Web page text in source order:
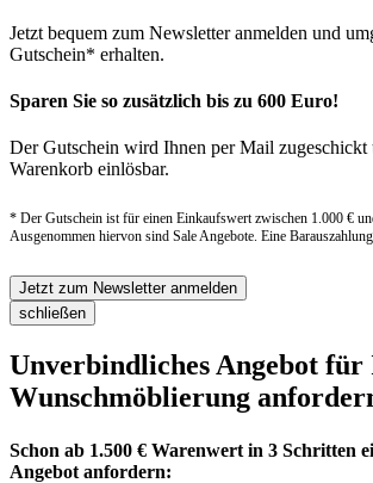
Jetzt bequem zum Newsletter anmelden und
Gutschein* erhalten.
Sparen Sie so zusätzlich bis zu 600 Euro!
Der Gutschein wird Ihnen per Mail zugeschickt
Warenkorb einlösbar.
* Der Gutschein ist für einen Einkaufswert zwischen 1.000 €
Ausgenommen hiervon sind Sale Angebote. Eine
Jetzt zum Newsletter anmelden
schließen
Unverbindliches Angebot für
Wunschmöblierung
Schon ab 1.500 € Warenwert in 3 Schritten
Angebot anfordern: